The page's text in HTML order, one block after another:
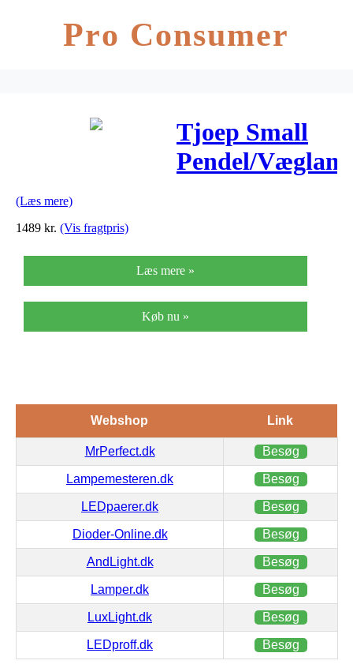
Pro Consumer
Tjoep Small
Pendel/
(Læs mere)
1489 kr. (Vis fragtpris)
Læs mere »
Køb nu »
Webshop Link
MrPerfect.dk Besøg
Lampemesteren.dk Besøg
LEDpaerer.dk Besøg
Dioder-Online.dk Besøg
AndLight.dk Besøg
Lamper.dk Besøg
LuxLight.dk Besøg
LEDproff.dk Besøg